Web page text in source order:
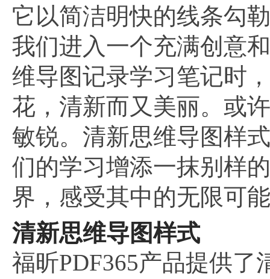
它以简洁明快的线条勾
我们进入一个充满创意
维导图记录学习笔记时
花，清新而又美丽。或
敏锐。清新思维导图样
们的学习增添一抹别样
界，感受其中的无限可
清新思维导图样式
福昕PDF365产品提供了